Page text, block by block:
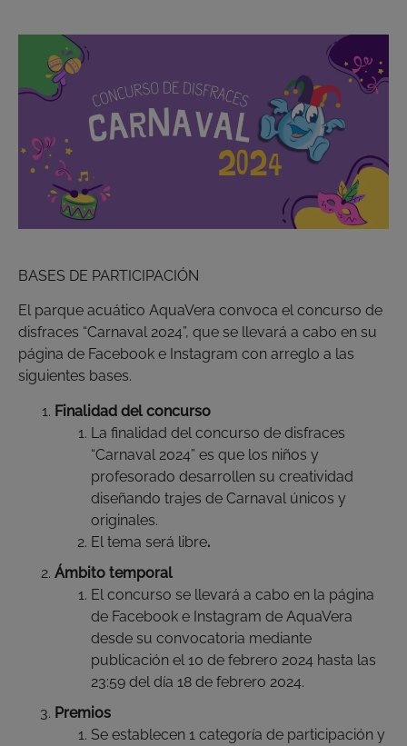
BASES DE PARTICIPACIÓN
El parque acuático AquaVera convoca el concurso de
disfraces “Carnaval 2024”, que se llevará a cabo en su
página de Facebook e Instagram con arreglo a las
siguientes bases.
Finalidad del concurso
La finalidad del concurso de disfraces
“Carnaval 2024” es que los niños y
profesorado desarrollen su creatividad
diseñando trajes de Carnaval únicos y
originales.
El tema será libre.
Ámbito temporal
El concurso se llevará a cabo en la página
de Facebook e Instagram de AquaVera
desde su convocatoria mediante
publicación el 10 de febrero 2024 hasta las
23:59 del día 18 de febrero 2024.
Premios
Se establecen 1 categoría de participación y